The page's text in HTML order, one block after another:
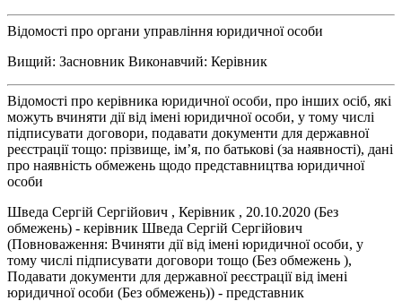
Відомості про органи управління юридичної особи
Вищий: Засновник Виконавчий: Керівник
Відомості про керівника юридичної особи, про інших осіб, які
можуть вчиняти дії від імені юридичної особи, у тому числі
підписувати договори, подавати документи для державної
реєстрації тощо: прізвище, ім’я, по батькові (за наявності), дані
про наявність обмежень щодо представництва юридичної
особи
Шведа Сергій Сергійович , Керівник , 20.10.2020 (Без
обмежень) - керівник Шведа Сергій Сергійович
(Повноваження: Вчиняти дії від імені юридичної особи, у
тому числі підписувати договори тощо (Без обмежень ),
Подавати документи для державної реєстрації від імені
юридичної особи (Без обмежень)) - представник